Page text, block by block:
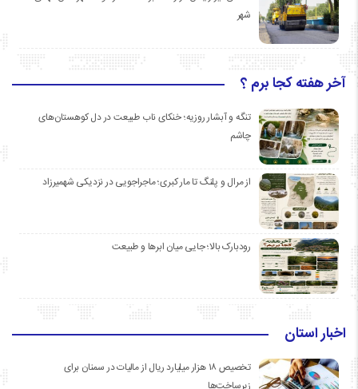
شهر
آخر هفته کجا برم ؟
تنگه و آبشار روزیه؛ خنکای ناب طبیعت در دل کوهستان‌های
چاشم
از مرال و پلنگ تا مار کبری؛ ماجراجویی در نزدیکی شهمیرزاد
رودبارک بالا؛ جایی میان ابرها و طبیعت
اخبار استان
تخصیص ۱۸ هزار میلیارد ریال از مالیات در سمنان برای